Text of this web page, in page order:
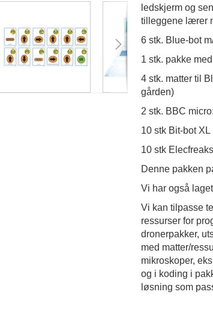
ledskjerm og
tilleggene lærer
6 stk. Blue-bot
1 stk. pakke
4 stk. matter til
gården)
2 stk. BBC
10 stk Bit-bot XL
10 stk
Denne pakken
Vi har også
Vi kan tilpasse
ressurser for
dronerpakker,
med matter/
mikroskoper,
og i koding i
løsning som